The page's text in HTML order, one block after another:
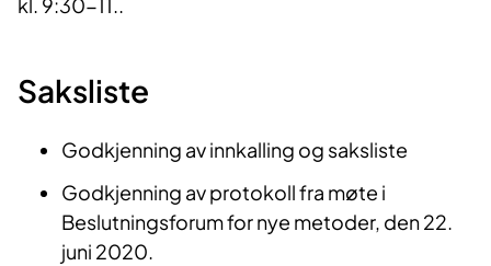
Saksliste
Godkjenning av innkalling og saksliste
Godkjenning av protokoll fra møte i
Beslutningsforum for nye metoder, den 22.
juni 2020.